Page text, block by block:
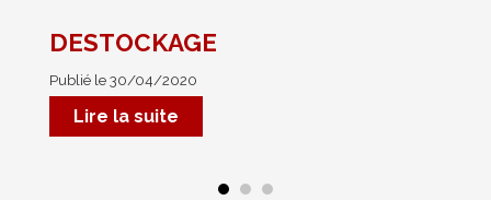
DESTOCKAGE
Publié le 30/04/2020
Lire la suite